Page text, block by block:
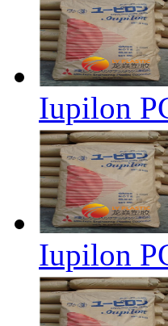
Iupilon
Iupilon